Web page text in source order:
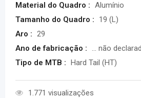
Material do Quadro : Alumínio
Tamanho do Quadro :
19 (L)
Aro : 29
Ano de fabricação :
... não
Tipo de MTB : Hard Tail (HT)
1.771 visualizações